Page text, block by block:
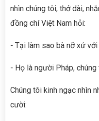
nhìn chúng tôi, thở dài,
đồng chí Việt Nam hỏi:
- Tại làm sao bà nỡ xử
- Họ là người Pháp,
Chúng tôi kinh ngạc nhìn
cười: